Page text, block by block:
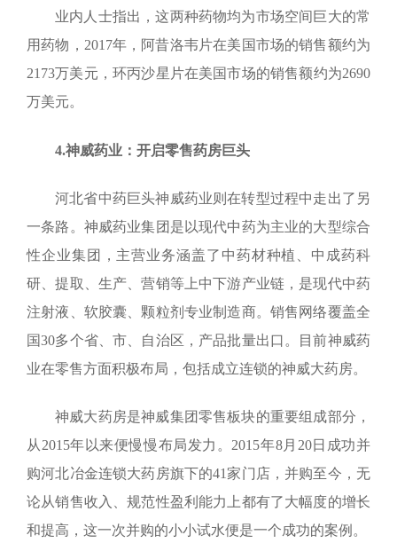
业内人士指出，这两种药物均为市场空间巨大的常
用药物， 2017年，阿昔洛韦片在美国市场的销售额约为
2173万美元，环丙沙星片在美国市场的销售额约为2690
万美元。
4.神威药业：开启零售药房巨头
河北省中药巨头神威药业则在转型过程中走出了另
一条路。神威药业集团是以现代中药为主业的大型综合
性企业集团，主营业务涵盖了中药材种植、中成药科
研、提取、生产、营销等上中下游产业链，是现代中药
注射液、软胶囊、颗粒剂专业制造商。销售网络覆盖全
国30多个省、市、自治区，产品批量出口。目前神威药
业在零售方面积极布局，包括成立连锁的神威大药房。
神威大药房是神威集团零售板块的重要组成部分，
从 2015年以来便慢慢布局发力。 2015年8月 20日成功并
购河北冶金连锁大药房旗下的41 家门店，并购至今，无
论从销售收入、规范性盈利能力上都有了大幅度的增长
和提高，这一次并购的小小试水便是一个成功的案例。